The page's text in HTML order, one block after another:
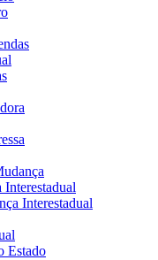
Interestadual
Estado